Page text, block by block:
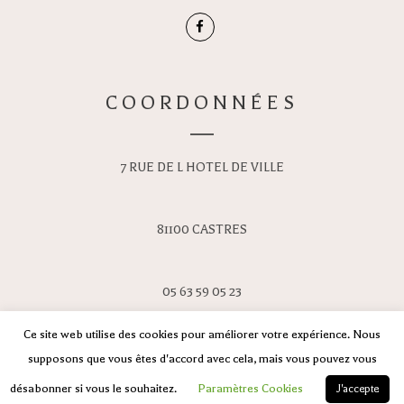
COORDONNÉES
7 RUE DE L HOTEL DE VILLE
81100 CASTRES
05 63 59 05 23
Ce site web utilise des cookies pour améliorer votre expérience. Nous
supposons que vous êtes d'accord avec cela, mais vous pouvez vous
désabonner si vous le souhaitez. Paramètres Cookies J'accepte